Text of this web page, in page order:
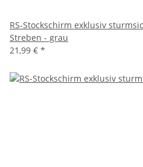
RS-Stockschirm exklusiv
Streben - grau
21,99 € *